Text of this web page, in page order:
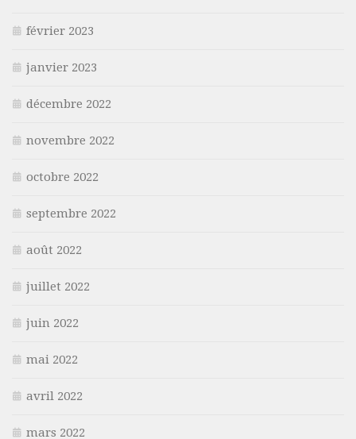
février 2023
janvier 2023
décembre 2022
novembre 2022
octobre 2022
septembre 2022
août 2022
juillet 2022
juin 2022
mai 2022
avril 2022
mars 2022